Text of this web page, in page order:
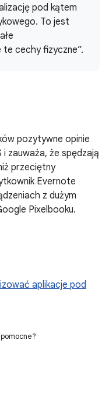
pod kątem
To jest
cechy fizyczne”.
pozytywne opinie
zauważa, że spędzają
przeciętny
Evernote
z dużym
Pixelbooku.
aplikacje pod